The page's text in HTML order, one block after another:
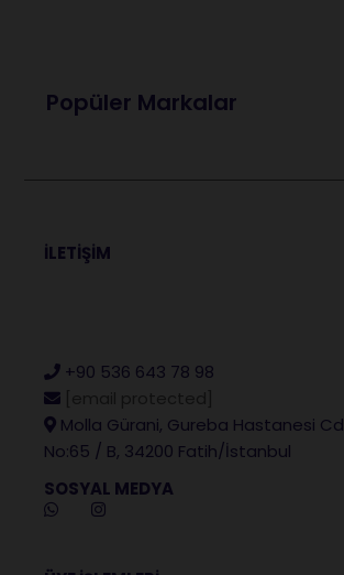
Popüler Markalar
İLETİŞİM
+90 536 643 78 98
Molla Gürani, Gureba Hastanesi Cd
No:65 / B, 34200 Fatih/İstanbul
SOSYAL MEDYA